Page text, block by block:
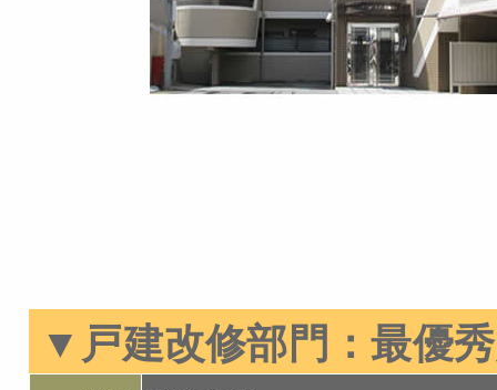
▼戸建改修部門：最優